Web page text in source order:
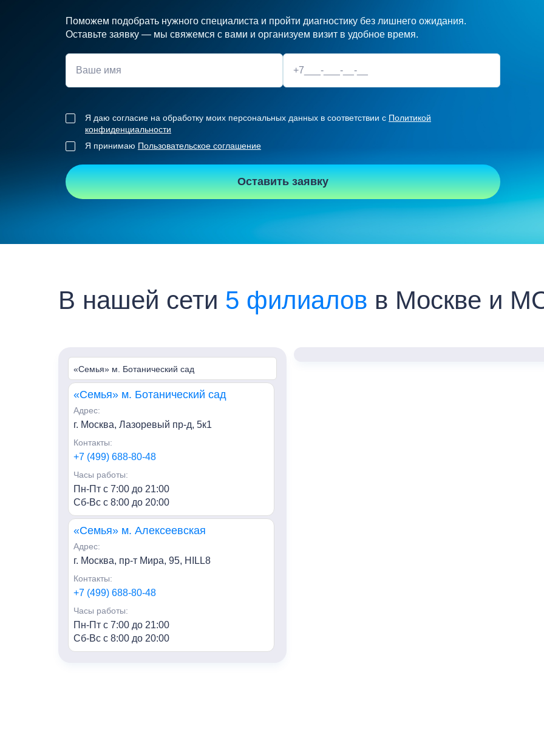
Поможем подобрать нужного специалиста и пройти диагностику без лишнего ожидания.
Оставьте заявку — мы свяжемся с вами и организуем визит в удобное время.
Я даю согласие на обработку моих персональных данных в соответствии с Политикой
конфиденциальности
Я принимаю Пользовательское соглашение
Оставить заявку
В нашей сети 5 филиалов в Москве и
«Семья» м. Ботанический сад
«Семья» м. Ботанический сад
Адрес:
г. Москва, Лазоревый пр-д, 5к1
Контакты:
+7 (499) 688-80-48
Часы работы:
Пн-Пт с 7:00 до 21:00
Сб-Вс с 8:00 до 20:00
«Семья» м. Алексеевская
Адрес:
г. Москва, пр-т Мира, 95, HILL8
Контакты:
+7 (499) 688-80-48
Часы работы:
Пн-Пт с 7:00 до 21:00
Сб-Вс с 8:00 до 20:00